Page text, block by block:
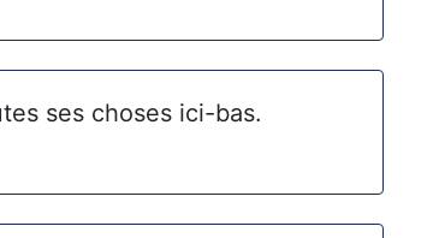
ses choses ici-bas.